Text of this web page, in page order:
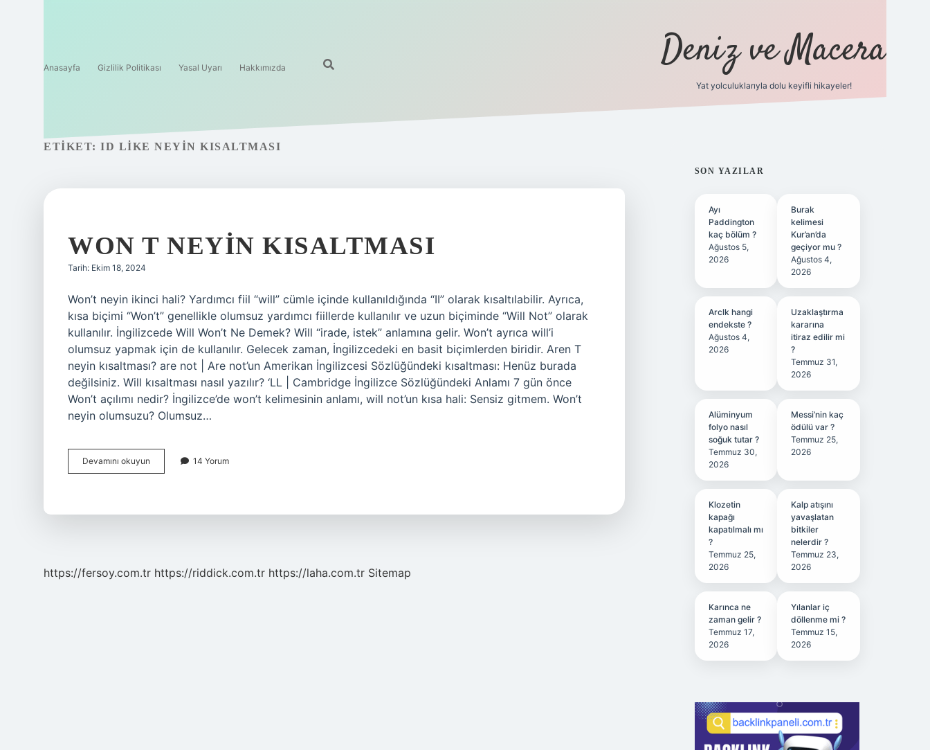
Anasayfa Gizlilik Politikası Yasal Uyarı Hakkımızda Deniz ve Macera
Yat yolculuklarıyla dolu keyifli hikayeler!
ETIKET: ID LIKE NEYIN KISALTMASI
WON T NEYIN KISALTMASI
Tarih: Ekim 18, 2024
Won’t neyin ikinci hali? Yardımcı fiil “will” cümle içinde kullanıldığında “II” olarak kısaltılabilir. Ayrıca,
kısa biçimi “Won’t” genellikle olumsuz yardımcı fiillerde kullanılır ve uzun biçiminde “Will Not” olarak
kullanılır. İngilizcede Will Won’t Ne Demek? Will “irade, istek” anlamına gelir. Won’t ayrıca will’i
olumsuz yapmak için de kullanılır. Gelecek zaman, İngilizcedeki en basit biçimlerden biridir. Aren T
neyin kısaltması? are not | Are not’un Amerikan İngilizcesi Sözlüğündeki kısaltması: Henüz burada
değilsiniz. Will kısaltması nasıl yazılır? ‘LL | Cambridge İngilizce Sözlüğündeki Anlamı 7 gün önce
Won’t açılımı nedir? İngilizce’de won’t kelimesinin anlamı, will not’un kısa hali: Sensiz gitmem. Won’t
neyin olumsuzu? Olumsuz…
Devamını okuyun
T
14 Yorum
https://fersoy.com.tr https://riddick.com.tr https://laha.com.tr Sitemap
SIDEBAR
SON YAZILAR
Ayı
Paddington
kaç bölüm ?
Ağustos 5,
2026
Burak
kelimesi
Kur’an’da
geçiyor mu ?
Ağustos 4,
2026
Arclk hangi
endekste ?
Ağustos 4,
2026
Uzaklaştırma
kararına
itiraz edilir mi
?
Temmuz 31,
2026
Alüminyum
folyo nasıl
soğuk tutar ?
Temmuz 30,
2026
Messi’nin kaç
ödülü var ?
Temmuz 25,
2026
Klozetin
kapağı
kapatılmalı mı
?
Temmuz 25,
2026
Kalp atışını
yavaşlatan
bitkiler
nelerdir ?
Temmuz 23,
2026
Karınca ne
zaman gelir ?
Temmuz 17,
2026
Yılanlar iç
döllenme mi ?
Temmuz 15,
2026